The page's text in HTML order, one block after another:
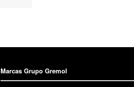
Marcas Grupo Gremol